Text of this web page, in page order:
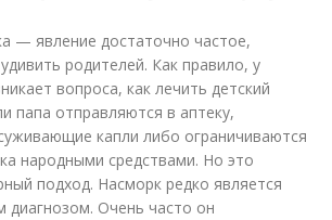
— явление достаточно частое,
родителей. Как правило, у
вопроса, как лечить детский
папа отправляются в аптеку,
капли либо ограничиваются
народными средствами. Но это
подход. Насморк редко является
диагнозом. Очень часто он